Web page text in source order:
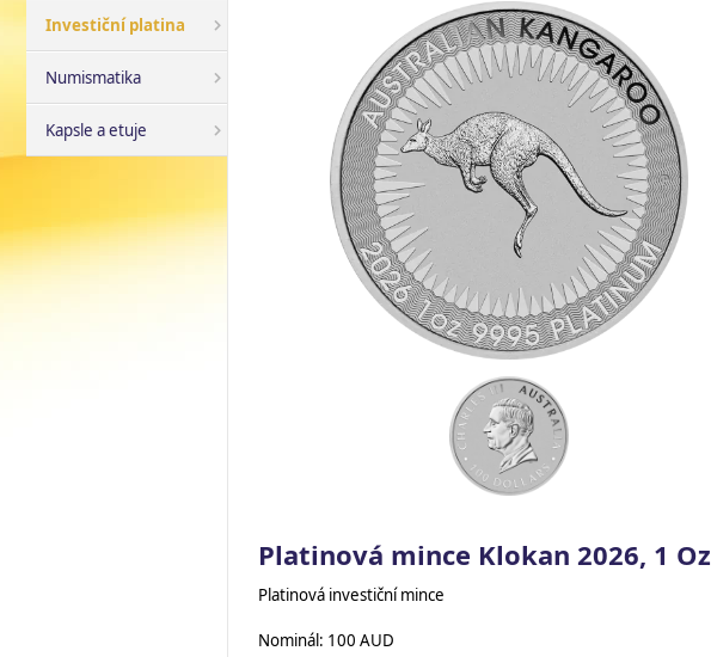
Investiční platina
Numismatika
Kapsle a etuje
Platinová mince Klokan 2026, 1 Oz
Platinová investiční mince
Nominál: 100 AUD